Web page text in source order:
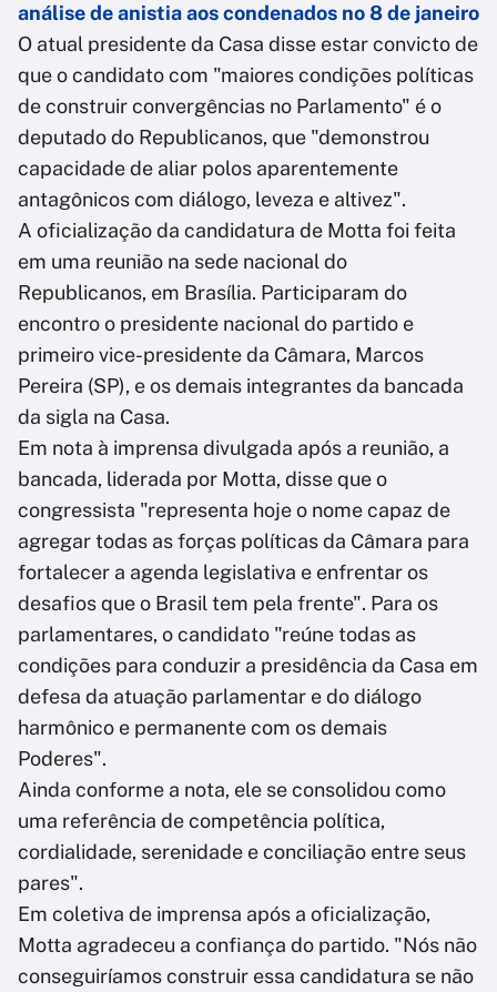
análise de anistia aos condenados no 8 de janeiro
O atual presidente da Casa disse estar convicto de
que o candidato com "maiores condições políticas
de construir convergências no Parlamento" é o
deputado do Republicanos, que "demonstrou
capacidade de aliar polos aparentemente
antagônicos com diálogo, leveza e altivez".
A oficialização da candidatura de Motta foi feita
em uma reunião na sede nacional do
Republicanos, em Brasília. Participaram do
encontro o presidente nacional do partido e
primeiro vice-presidente da Câmara, Marcos
Pereira (SP), e os demais integrantes da bancada
da sigla na Casa.
Em nota à imprensa divulgada após a reunião, a
bancada, liderada por Motta, disse que o
congressista "representa hoje o nome capaz de
agregar todas as forças políticas da Câmara para
fortalecer a agenda legislativa e enfrentar os
desafios que o Brasil tem pela frente". Para os
parlamentares, o candidato "reúne todas as
condições para conduzir a presidência da Casa em
defesa da atuação parlamentar e do diálogo
harmônico e permanente com os demais
Poderes".
Ainda conforme a nota, ele se consolidou como
uma referência de competência política,
cordialidade, serenidade e conciliação entre seus
pares".
Em coletiva de imprensa após a oficialização,
Motta agradeceu a confiança do partido. "Nós não
conseguiríamos construir essa candidatura se não